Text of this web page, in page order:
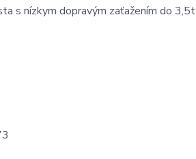
s nízkym dopravým zaťažením do 3,5t